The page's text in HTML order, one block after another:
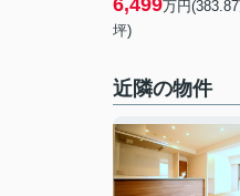
6,499万円
坪)
近隣の物件